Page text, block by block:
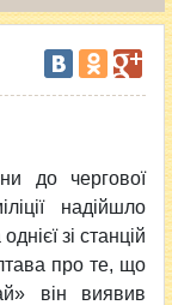
до чергової
надійшло
зі станцій
про те, що
він виявив